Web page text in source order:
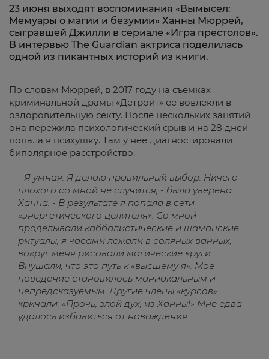
23 июня выходят воспоминания «Вымысел:
Мемуары о магии и безумии» Ханны Мюррей,
сыгравшей Джилли в сериале «Игра престолов».
В интервью The Guardian актриса поделилась
одной из пикантных историй из книги.
По словам Мюррей, в 2017 году на съемках
криминальной драмы «Детройт» ее вовлекли в
оздоровительную секту. После нескольких занятий
она пережила психологический срыв и на 28 дней
попала в психушку. Там у нее диагностировали
биполярное расстройство.
- Я умная. Я делаю правильный выбор. Ничего
плохого со мной не случится, - была уверена
Ханна. - В результате я попала в сети
«энергетического целителя». Со мной
проделывали каббалистические и шаманские
ритуалы, я часами лежали в соляных ванных,
вокруг меня рисовали магические круги.
Внушали, что это путь к «высшему я». Мое
поведение становилось маниакальным и
непредсказуемым. Другие члены «курсов»
кричали: «Прочь, злой дух, из Ханны!» Мне едва
удалось избавиться от наваждения.